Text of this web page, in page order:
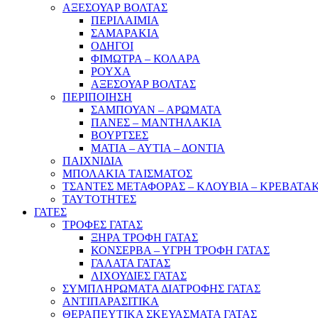
ΑΞΕΣΟΥΑΡ ΒΟΛΤΑΣ
ΠΕΡΙΛΑΙΜΙΑ
ΣΑΜΑΡΑΚΙΑ
ΟΔΗΓΟΙ
ΦΙΜΩΤΡΑ – ΚΟΛΑΡΑ
ΡΟΥΧΑ
ΑΞΕΣΟΥΑΡ ΒΟΛΤΑΣ
ΠΕΡΙΠΟΙΗΣΗ
ΣΑΜΠΟΥΑΝ – ΑΡΩΜΑΤΑ
ΠΑΝΕΣ – ΜΑΝΤΗΛΑΚΙΑ
ΒΟΥΡΤΣΕΣ
ΜΑΤΙΑ – ΑΥΤΙΑ – ΔΟΝΤΙΑ
ΠΑΙΧΝΙΔΙΑ
ΜΠΟΛΑΚΙΑ ΤΑΙΣΜΑΤΟΣ
ΤΣΑΝΤΕΣ ΜΕΤΑΦΟΡΑΣ – ΚΛΟΥΒΙΑ –
ΤΑΥΤΟΤΗΤΕΣ
ΓΑΤΕΣ
ΤΡΟΦΕΣ ΓΑΤΑΣ
ΞΗΡΑ ΤΡΟΦΗ ΓΑΤΑΣ
ΚΟΝΣΕΡΒΑ – ΥΓΡΗ ΤΡΟΦΗ ΓΑΤΑΣ
ΓΑΛΑΤΑ ΓΑΤΑΣ
ΛΙΧΟΥΔΙΕΣ ΓΑΤΑΣ
ΣΥΜΠΛΗΡΩΜΑΤΑ ΔΙΑΤΡΟΦΗΣ ΓΑΤΑΣ
ΑΝΤΙΠΑΡΑΣΙΤΙΚΑ
ΘΕΡΑΠΕΥΤΙΚΑ ΣΚΕΥΑΣΜΑΤΑ ΓΑΤΑΣ